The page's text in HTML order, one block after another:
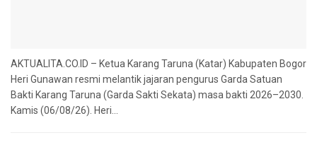
AKTUALITA.CO.ID – Ketua Karang Taruna (Katar) Kabupaten Bogor
Heri Gunawan resmi melantik jajaran pengurus Garda Satuan
Bakti Karang Taruna (Garda Sakti Sekata) masa bakti 2026–2030.
Kamis (06/08/26). Heri...